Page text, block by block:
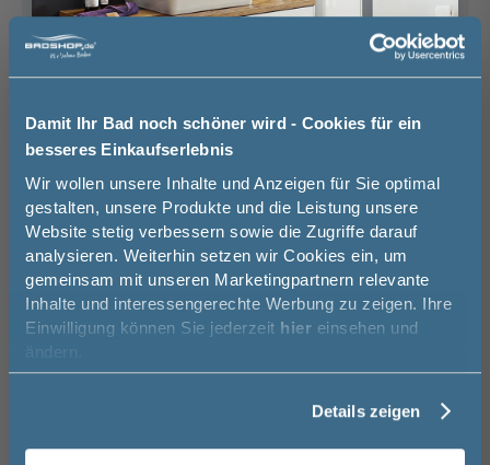
Damit Ihr Bad noch schöner wird - Cookies für ein
besseres Einkaufserlebnis
Wir wollen unsere Inhalte und Anzeigen für Sie optimal
gestalten, unsere Produkte und die Leistung unsere
Website stetig verbessern sowie die Zugriffe darauf
analysieren. Weiterhin setzen wir Cookies ein, um
gemeinsam mit unseren Marketingpartnern relevante
Inhalte und interessengerechte Werbung zu zeigen. Ihre
Einwilligung können Sie jederzeit hier einsehen und
ändern.
Details zeigen
Cuneo Eiche Braun -
melaminharzbeschichtete
Cuneo Eiche Natural -
melaminharzbeschichtete
Front
Front
folierte Front
melaminharzbeschichtete
folierte Front
Halifax Eiche
Cuneo Eiche
Cuneo Eiche Braun
Cuneo Eiche
Natural
Weiß matt
Weiß hochglanz
Wir beraten Sie gern.
Basispreis 659,00 €
keine Optionen mit Aufpreis ausgewählt
Gesamtpreis 659,00 €
Versand ins Ausland zzgl.Versandkosten
Jetzt 50 € sparen!
Melde Sie sich hier zu unserem
Newsletter an und sparen Sie
50€* auf Ihre Bestellung!